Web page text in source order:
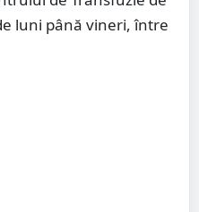
luni până vineri, între